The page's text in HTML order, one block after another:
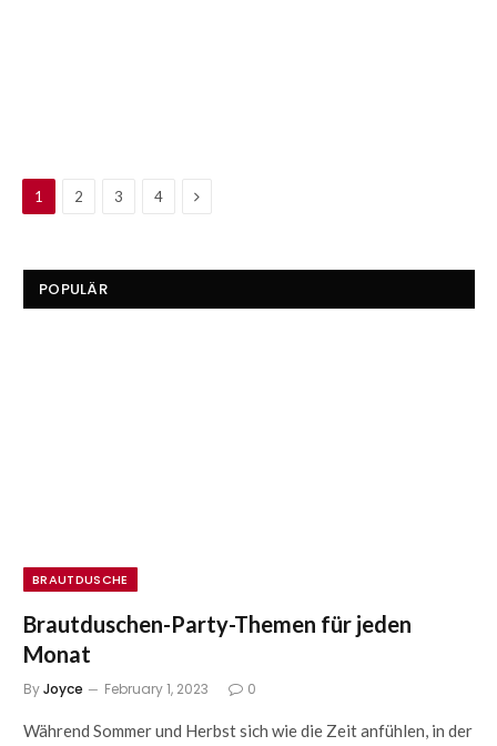
1 2 3 4 Next
POPULÄR
BRAUTDUSCHE
Brautduschen-Party-Themen für jeden
Monat
ByJoyce February 1, 2023 0
Während Sommer und Herbst sich wie die Zeit anfühlen, in der